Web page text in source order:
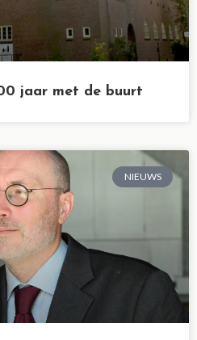
jaar met de buurt
NIEUWS